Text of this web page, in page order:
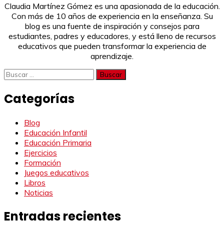
Claudia Martínez Gómez es una apasionada de la educación.
Con más de 10 años de experiencia en la enseñanza. Su
blog es una fuente de inspiración y consejos para
estudiantes, padres y educadores, y está lleno de recursos
educativos que pueden transformar la experiencia de
aprendizaje.
Buscar:
Categorías
Blog
Educación Infantil
Educación Primaria
Ejercicios
Formación
Juegos educativos
Libros
Noticias
Entradas recientes